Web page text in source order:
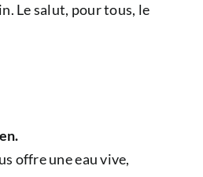
Le salut, pour tous, le
offre une eau vive,